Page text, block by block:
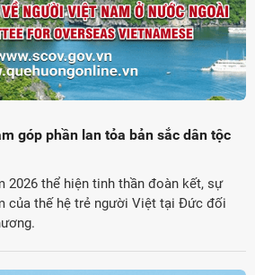
góp phần lan tỏa bản sắc dân tộc
2026 thể hiện tinh thần đoàn kết, sự
của thế hệ trẻ người Việt tại Đức đối